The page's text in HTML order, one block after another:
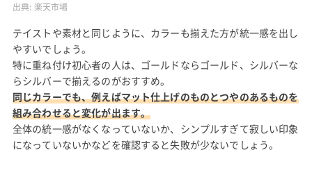
出典: 楽天市場
テイストや素材と同じように、カラーも揃えた方が統一感を出し
やすいでしょう。
特に重ね付け初心者の人は、ゴールドならゴールド、シルバーな
らシルバーで揃えるのがおすすめ。
同じカラーでも、例えばマット仕上げのものとつやのあるものを
組み合わせると変化が出ます。
全体の統一感がなくなっていないか、シンプルすぎて寂しい印象
になっていないかなどを確認すると失敗が少ないでしょう。